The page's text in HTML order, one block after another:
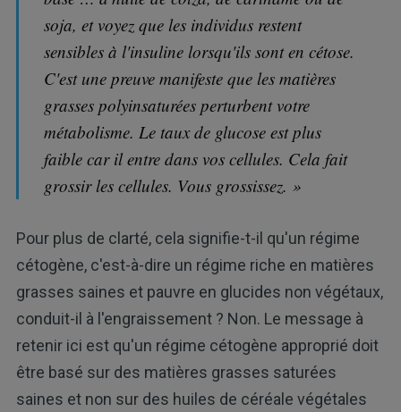
soja, et voyez que les individus restent
sensibles à l'insuline lorsqu'ils sont en cétose.
C'est une preuve manifeste que les matières
grasses polyinsaturées perturbent votre
métabolisme. Le taux de glucose est plus
faible car il entre dans vos cellules. Cela fait
grossir les cellules. Vous grossissez. »
Pour plus de clarté, cela signifie-t-il qu'un régime
cétogène, c'est-à-dire un régime riche en matières
grasses saines et pauvre en glucides non végétaux,
conduit-il à l'engraissement ? Non. Le message à
retenir ici est qu'un régime cétogène approprié doit
être basé sur des matières grasses saturées
saines et non sur des huiles de céréale végétales